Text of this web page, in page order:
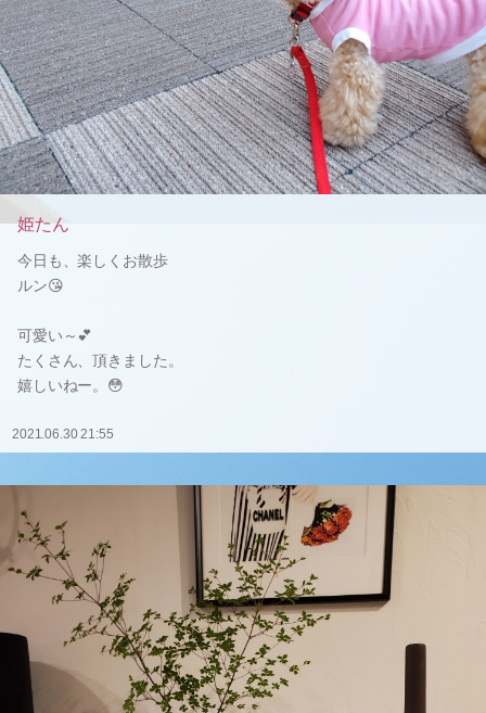
姫たん
今日も、楽しくお散歩
ルン😘
可愛い～💕
たくさん、頂きました。
嬉しいねー。😳
2021.06.30 21:55